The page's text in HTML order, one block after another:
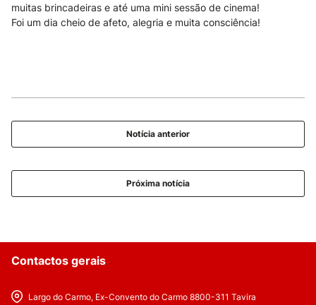
muitas brincadeiras e até uma mini sessão de cinema!
Foi um dia cheio de afeto, alegria e muita consciência!
Notícia anterior
Próxima notícia
Contactos gerais
Largo do Carmo, Ex-Convento do Carmo 8800-311 Tavira